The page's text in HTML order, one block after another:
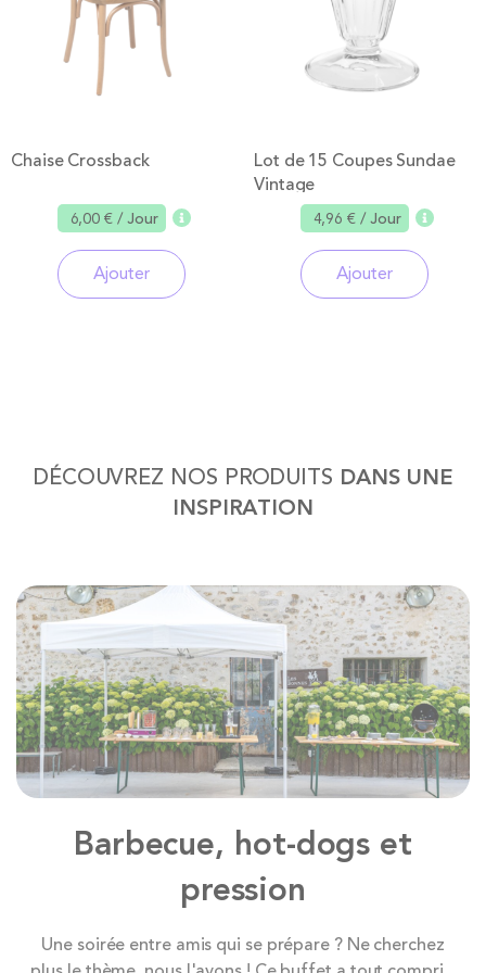
Chaise Crossback
6,00 €/ Jour
Ajouter
Lot de 15 Coupes Sundae
Vintage
4,96 €/ Jour
Ajouter
DÉCOUVREZ NOS PRODUITS DANS UNE
INSPIRATION
Barbecue, hot-dogs et
pression
Une soirée entre amis qui se prépare ? Ne cherchez